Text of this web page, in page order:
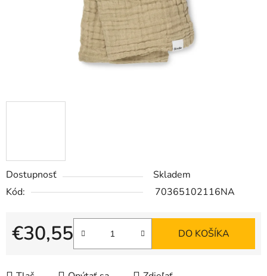
Dostupnosť
Skladem
Kód:
70365102116NA
€30,55
Jednotková cena:
DO KOŠÍKA